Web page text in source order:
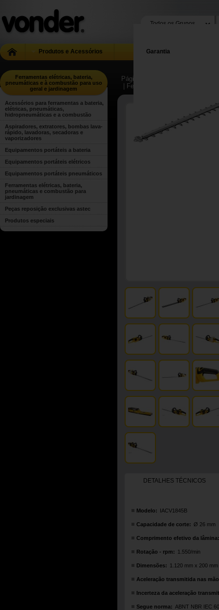
Produtos e Acessórios Garantia
Ferramentas elétricas, bateria,
pneumáticas e à combustão para uso
geral e jardinagem
Acessórios para ferramentas a bateria,
elétricas, pneumáticas,
hidropneumáticas e a combustão
Aspiradores, extratores, bombas lava-
rápido, lavadoras, secadoras e
vaporizadores
Equipamentos portáteis a bateria
Equipamentos portáteis elétricos
Equipamentos portáteis pneumáticos
Ferramentas elétricas, bateria,
pneumáticas e combustão para
jardinagem
Peças reposição exclusivas astec
Produtos especiais
Página Inicial
| Ferramentas elétricas, bateria,
DETALHES TÉCNICOS
Modelo: IACV1845B
Capacidade de corte: Ø 26 mm
Comprimento efetivo da lâmina:
Rotação - rpm: 1.550/min
Dimensões: 1.120 mm x 200
Aceleração transmitida nas
Incerteza da aceleração
Segue norma: ABNT NBR IEC